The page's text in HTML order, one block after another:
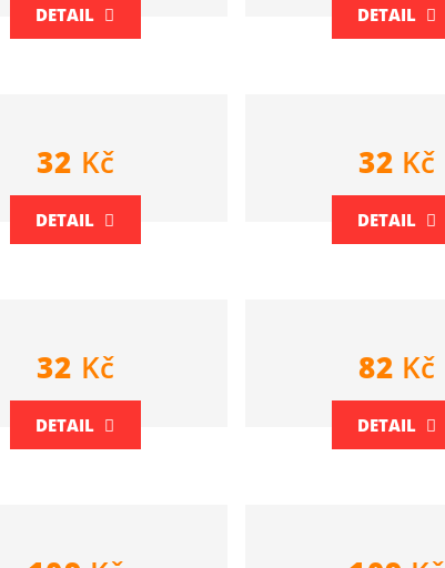
DETAIL DETAIL
32 Kč
DETAIL
32 Kč
DETAIL
32 Kč
DETAIL
82 Kč
DETAIL